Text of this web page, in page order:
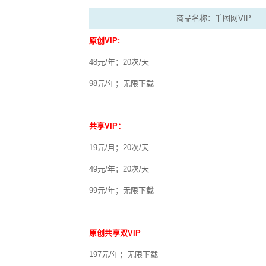
商品名称：千图网VIP
原创VIP:
48元/年；20次/天
98元/年；无限下载
共享VIP：
19元/月；20次/天
49元/年；20次/天
99元/年；无限下载
原创共享双VIP
197元/年；无限下载